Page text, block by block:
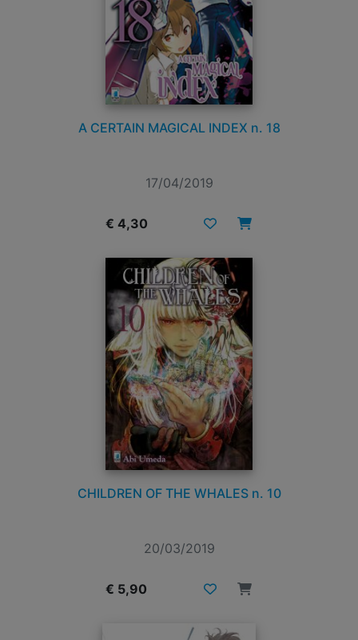
A CERTAIN MAGICAL INDEX n. 18
17/04/2019
€ 4,30
CHILDREN OF THE WHALES n. 10
20/03/2019
€ 5,90